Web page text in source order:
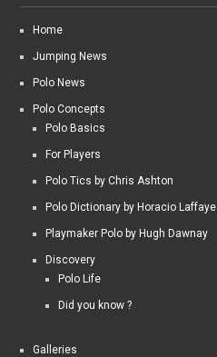
Home
Jumping News
Polo News
Polo Concepts
Polo Basics
For Players
Polo Tics by Chris Ashton
Polo Dictionary by Horacio Laffaye
Playmaker Polo by Hugh Dawnay
Discovery
Polo Life
Did you know ?
Galleries